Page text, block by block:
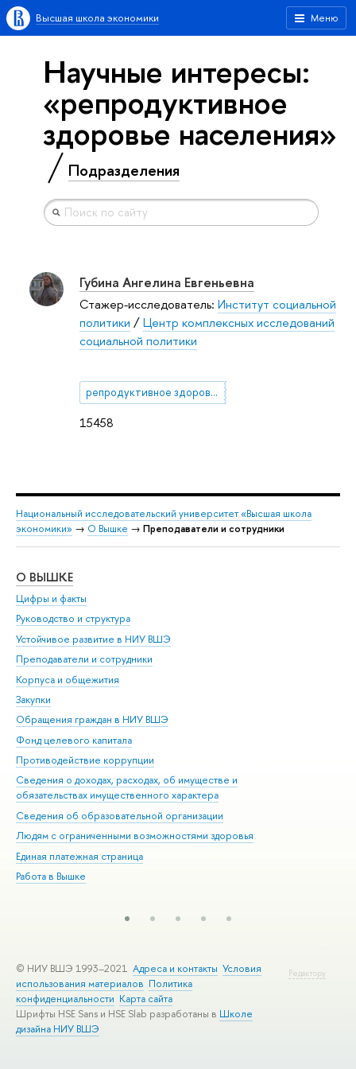
Меню
Высшая школа экономики
Научные интересы:
«репродуктивное
здоровье населения»
Подразделения
15458
Губина Ангелина Евгеньевна
Стажер-исследователь: Институт социальной
политики /Центр комплексных исследований
социальной политики
репродуктивное здоровье населения
Национальный исследовательский университет «Высшая школа
экономики» → О Вышке → Преподаватели и сотрудники
О ВЫШКЕ
Цифры и факты
Руководство и структура
Устойчивое развитие в НИУ ВШЭ
Преподаватели и сотрудники
Корпуса и общежития
Закупки
Обращения граждан в НИУ ВШЭ
Фонд целевого капитала
Противодействие коррупции
Сведения о доходах, расходах, об имуществе и
обязательствах имущественного характера
Сведения об образовательной организации
Людям с ограниченными возможностями здоровья
Единая платежная страница
Работа в Вышке
Редактору
© НИУ ВШЭ 1993–2021 Адреса и контакты Условия
использования материалов Политика
конфиденциальности Карта сайта
Шрифты HSE Sans и HSE Slab разработаны в Школе
дизайна НИУ ВШЭ